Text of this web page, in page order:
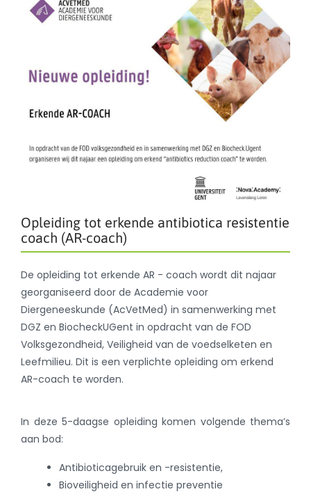
Opleiding tot erkende antibiotica resistentie
coach (AR-coach)
De opleiding tot erkende AR - coach wordt dit najaar
georganiseerd door de Academie voor
Diergeneeskunde (AcVetMed) in samenwerking met
DGZ en BiocheckUGent in opdracht van de FOD
Volksgezondheid, Veiligheid van de voedselketen en
Leefmilieu. Dit is een verplichte opleiding om erkend
AR-coach te worden.
In deze 5-daagse opleiding komen volgende thema’s
aan bod:
Antibioticagebruik en -resistentie,
Bioveiligheid en infectie preventie